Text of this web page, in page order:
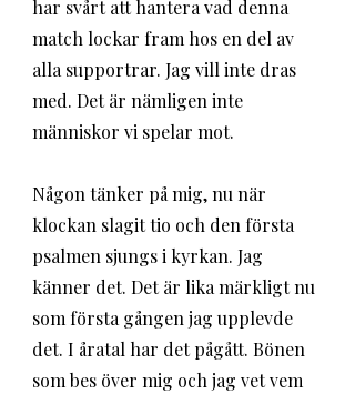
har svårt att hantera vad denna
match lockar fram hos en del av
alla supportrar. Jag vill inte dras
med. Det är nämligen inte
människor vi spelar mot.
Någon tänker på mig, nu när
klockan slagit tio och den första
psalmen sjungs i kyrkan. Jag
känner det. Det är lika märkligt nu
som första gången jag upplevde
det. I åratal har det pågått. Bönen
som bes över mig och jag vet vem